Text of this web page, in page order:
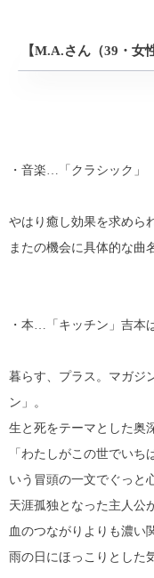
【M.A.さん（39・女
・音楽…「クラシック」
やはり癒し効果を求めら
またの機会に具体的な曲
・本…「キッチン」吉本
暮らす、プラス。マガジ
ン」。
生と死をテーマとした奥
「わたしがこの世でい
いう冒頭の一文でぐっと
天涯孤独となった主人公
血のつながりよりも濃い
雨の日にほっこりとした